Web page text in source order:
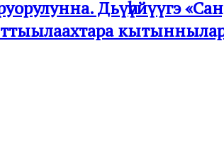
Дьүһүйүүгэ